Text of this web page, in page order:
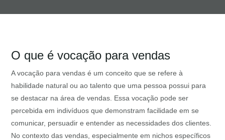
O que é vocação para vendas
A vocação para vendas é um conceito que se refere à
habilidade natural ou ao talento que uma pessoa possui para
se destacar na área de vendas. Essa vocação pode ser
percebida em indivíduos que demonstram facilidade em se
comunicar, persuadir e entender as necessidades dos clientes.
No contexto das vendas, especialmente em nichos específicos